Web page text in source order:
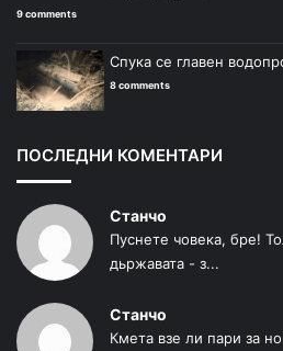
9 comments
Спука се главен
8 comments
ПОСЛЕДНИ КОМЕНТАРИ
Станчо
Пуснете човека, бре!
дьржавата - з...
Станчо
Кмета взе ли пари за